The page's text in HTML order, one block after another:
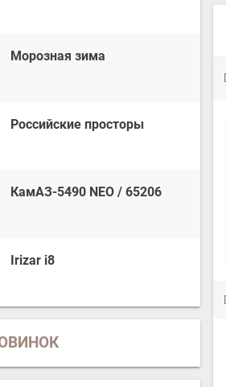
Морозная зима
Российские просторы
КамАЗ-5490 NEO / 65206
Irizar i8